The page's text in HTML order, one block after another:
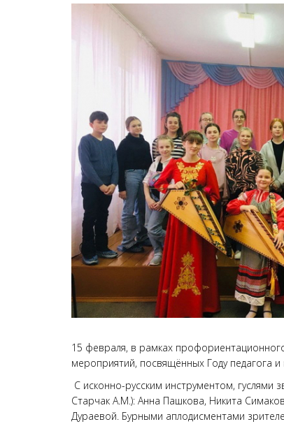
15 февраля, в рамках
мероприятий, посвящённых Году педагога и
С исконно-русским инструментом, гуслями
Старчак А.М.): Анна Пашкова, Никита
Дураевой. Бурными аплодисментами